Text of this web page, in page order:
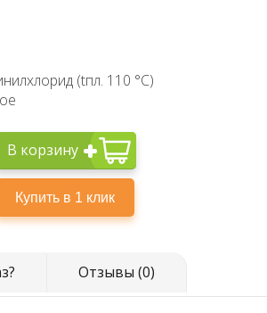
(tпл. 110 °C)
В корзину
Отзывы (0)